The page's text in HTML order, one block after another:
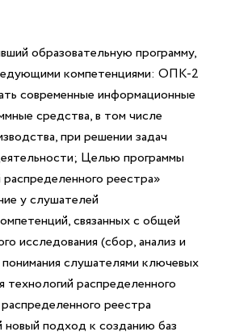
образовательную программу,
компетенциями: ОПК-2
современные информационные
средства, в том числе
при решении задач
Целью программы
реестра»
у слушателей
связанных с общей
исследования (сбор, анализ и
слушателями ключевых
технологий распределенного
реестра
подход к созданию баз